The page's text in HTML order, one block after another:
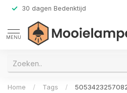
30 dagen Bedenktijd
MENU
Home / Tags /